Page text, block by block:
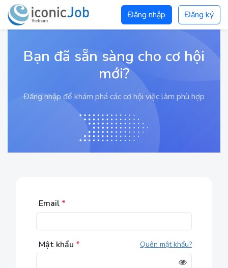
Đăng nhập Đăng ký
Bạn đã sẵn sàng cho cơ hội
mới?
Đăng nhập để khám phá các cơ hội việc làm phù hợp
Email *
Mật khẩu * Quên mật khẩu?